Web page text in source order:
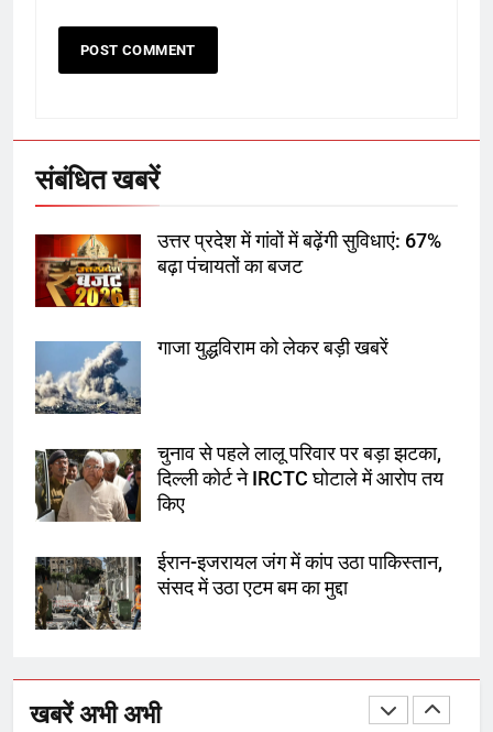
संबंधित खबरें
उत्तर प्रदेश में गांवों में बढ़ेंगी सुविधाएं: 67%
बढ़ा पंचायतों का बजट
गाजा युद्धविराम को लेकर बड़ी खबरें
चुनाव से पहले लालू परिवार पर बड़ा झटका,
दिल्ली कोर्ट ने IRCTC घोटाले में आरोप तय
किए
ईरान-इजरायल जंग में कांप उठा पाकिस्तान,
संसद में उठा एटम बम का मुद्दा
खबरें अभी अभी
7
गाजा युद्धविराम को लेकर बड़ी खबरें
8
तय किए
1
रोशन सिंह के नाम पर करने की मांग तेज
अमर शहीद ठाकुर रोशन सिंह के नाम पर
स्वरूप रानी नेहरू चिकित्सालय का